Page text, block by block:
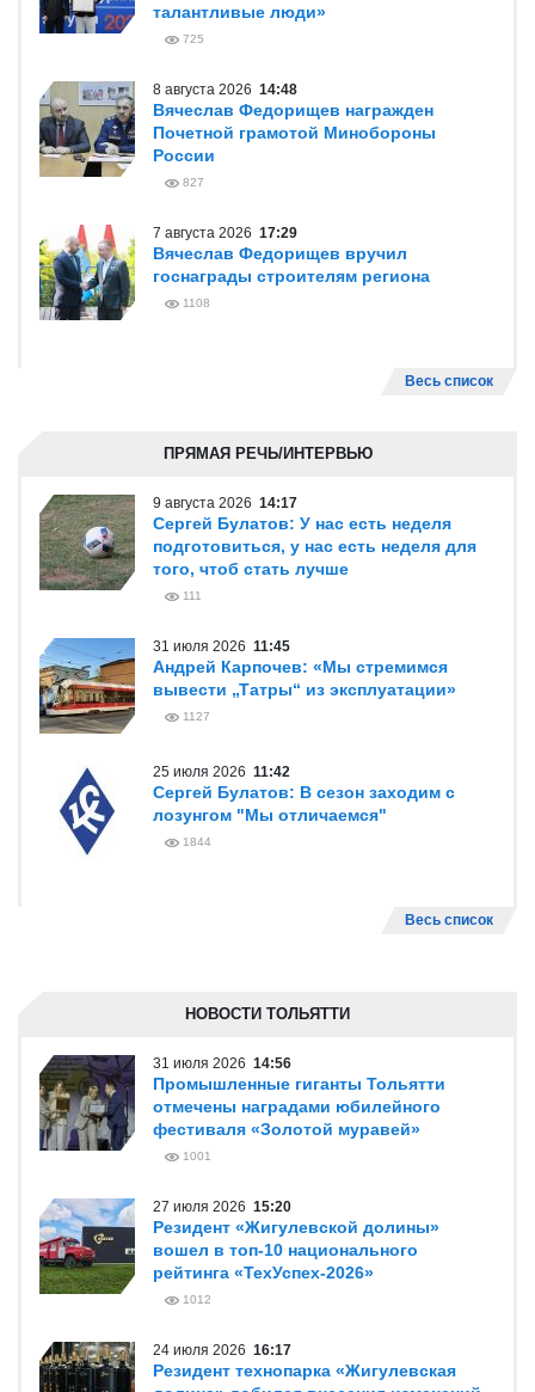
талантливые люди»
725
8 августа 2026 14:48
Вячеслав Федорищев награжден
Почетной грамотой Минобороны
России
827
7 августа 2026 17:29
Вячеслав Федорищев вручил
госнаграды строителям региона
1108
Весь список
ПРЯМАЯ РЕЧЬ/ИНТЕРВЬЮ
9 августа 2026 14:17
Сергей Булатов: У нас есть неделя
подготовиться, у нас есть неделя для
того, чтоб стать лучше
111
31 июля 2026 11:45
Андрей Карпочев: «Мы стремимся
вывести „Татры“ из эксплуатации»
1127
25 июля 2026 11:42
Сергей Булатов: В сезон заходим с
лозунгом "Мы отличаемся"
1844
Весь список
НОВОСТИ ТОЛЬЯТТИ
31 июля 2026 14:56
Промышленные гиганты Тольятти
отмечены наградами юбилейного
фестиваля «Золотой муравей»
1001
27 июля 2026 15:20
Резидент «Жигулевской долины»
вошел в топ-10 национального
рейтинга «ТехУспех-2026»
1012
24 июля 2026 16:17
Резидент технопарка «Жигулевская